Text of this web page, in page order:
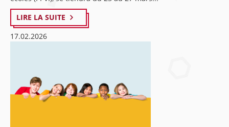
LIRE LA SUITE
17.02.2026